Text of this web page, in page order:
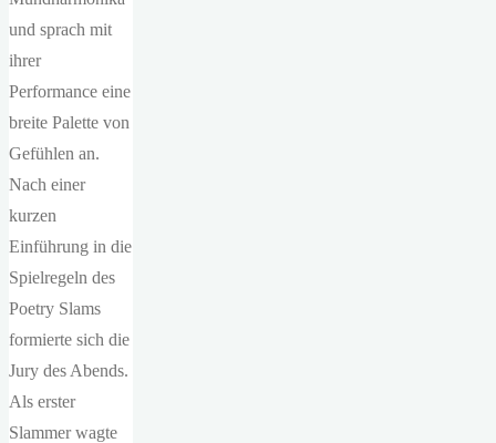
und sprach mit
ihrer
Performance eine
breite Palette von
Gefühlen an.
Nach einer
kurzen
Einführung in die
Spielregeln des
Poetry Slams
formierte sich die
Jury des Abends.
Als erster
Slammer wagte